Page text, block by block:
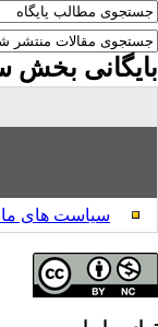
بایگانی بخش
سیاست های